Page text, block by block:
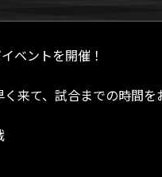
ベントを開催！
来て、試合までの時間を